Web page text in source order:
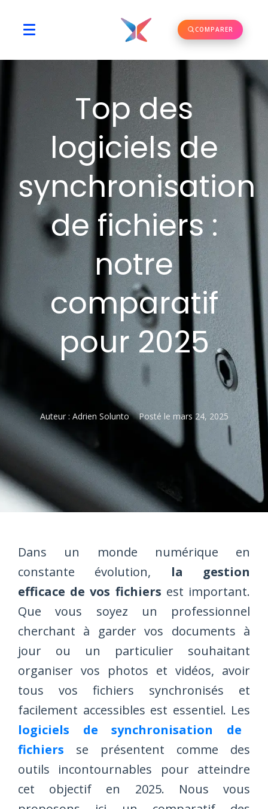
COMPARER
Top des
logiciels de
synchronisation
de fichiers :
notre
comparatif
pour 2025
Auteur : Adrien Solunto Posté le mars 24, 2025
Dans un monde numérique en
constante évolution, la gestion
efficace de vos fichiers est important.
Que vous soyez un professionnel
cherchant à garder vos documents à
jour ou un particulier souhaitant
organiser vos photos et vidéos, avoir
tous vos fichiers synchronisés et
facilement accessibles est essentiel. Les
logiciels de synchronisation de
fichiers se présentent comme des
outils incontournables pour atteindre
cet objectif en 2025. Nous vous